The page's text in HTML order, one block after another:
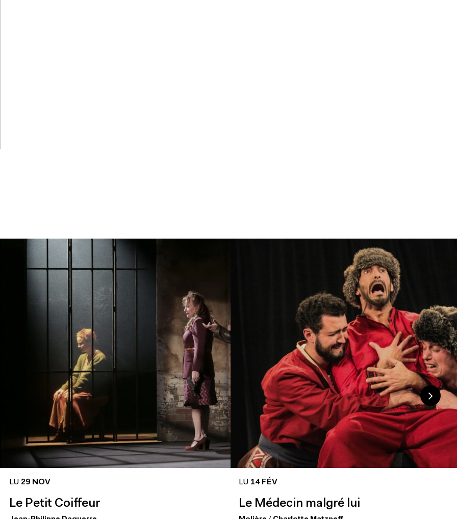
LU 29 NOV
Le Petit Coiffeur
LU 14 FÉV
Le Médecin malgré lui